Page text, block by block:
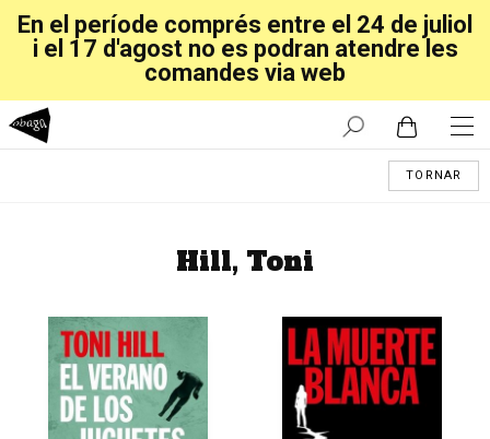
En el període comprés entre el 24 de juliol
i el 17 d'agost no es podran atendre les
comandes via web
TORNAR
Hill, Toni